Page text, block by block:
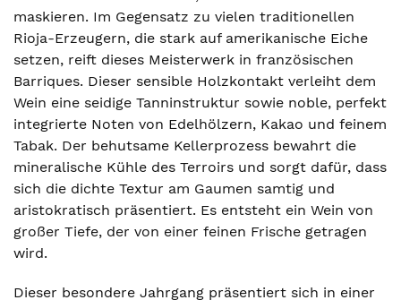
maskieren. Im Gegensatz zu vielen traditionellen
Rioja-Erzeugern, die stark auf amerikanische Eiche
setzen, reift dieses Meisterwerk in französischen
Barriques. Dieser sensible Holzkontakt verleiht dem
Wein eine seidige Tanninstruktur sowie noble, perfekt
integrierte Noten von Edelhölzern, Kakao und feinem
Tabak. Der behutsame Kellerprozess bewahrt die
mineralische Kühle des Terroirs und sorgt dafür, dass
sich die dichte Textur am Gaumen samtig und
aristokratisch präsentiert. Es entsteht ein Wein von
großer Tiefe, der von einer feinen Frische getragen
wird.
Dieser besondere Jahrgang präsentiert sich in einer